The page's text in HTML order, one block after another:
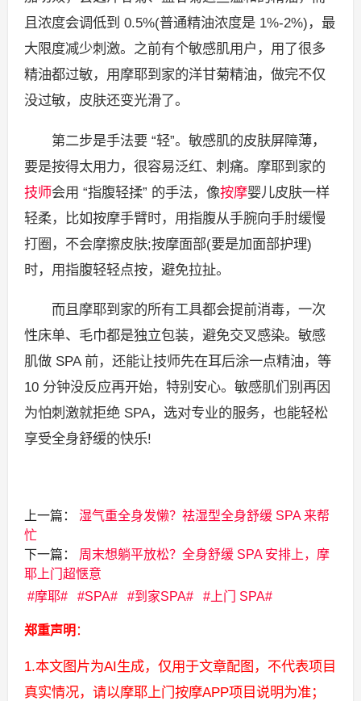
且浓度会调低到 0.5%(普通精油浓度是 1%-2%)，最
大限度减少刺激。之前有个敏感肌用户，用了很多
精油都过敏，用摩耶到家的洋甘菊精油，做完不仅
没过敏，皮肤还变光滑了。
第二步是手法要 “轻”。敏感肌的皮肤屏障薄，
要是按得太用力，很容易泛红、刺痛。摩耶到家的
技师会用 “指腹轻揉” 的手法，像按摩婴儿皮肤一样
轻柔，比如按摩手臂时，用指腹从手腕向手肘缓慢
打圈，不会摩擦皮肤;按摩面部(要是加面部护理)
时，用指腹轻轻点按，避免拉扯。
而且摩耶到家的所有工具都会提前消毒，一次
性床单、毛巾都是独立包装，避免交叉感染。敏感
肌做 SPA 前，还能让技师先在耳后涂一点精油，等
10 分钟没反应再开始，特别安心。敏感肌们别再因
为怕刺激就拒绝 SPA，选对专业的服务，也能轻松
享受全身舒缓的快乐!
上一篇：
湿气重全身发懒？祛湿型全身舒缓 SPA 来帮
忙
下一篇：
周末想躺平放松？全身舒缓 SPA 安排上，摩
耶上门超惬意
摩耶
SPA 到家SPA 上门 SPA
郑重声明 ：
1.本文图片为AI生成，仅用于文章配图，不代表项目
真实情况，请以摩耶上门按摩APP项目说明为准；